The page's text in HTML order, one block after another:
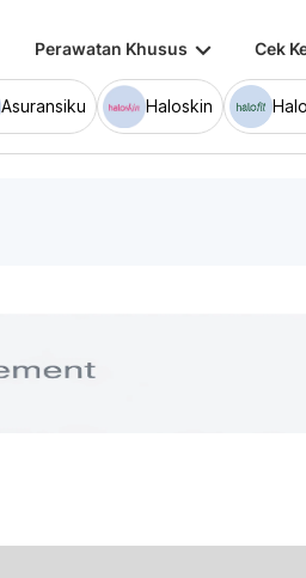
Perawatan Khusus keyboard_arrow_down Cek
Asuransiku Haloskin